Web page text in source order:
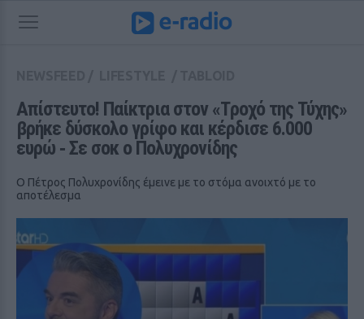
Απίστευτο! Παίκτρια στον «Tροχό της Τύχης»
βρήκε δύσκολο γρίφο και κέρδισε 6.000
ευρώ ‑ Σε σοκ ο Πολυχρονίδης
Ο Πέτρος Πολυχρονίδης έμεινε με το στόμα ανοιχτό με το
αποτέλεσμα